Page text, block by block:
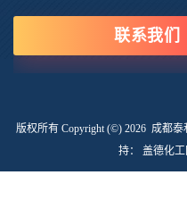
联系我们
版权所有 Copyright (©) 2026 成都泰
持： 盖德化工